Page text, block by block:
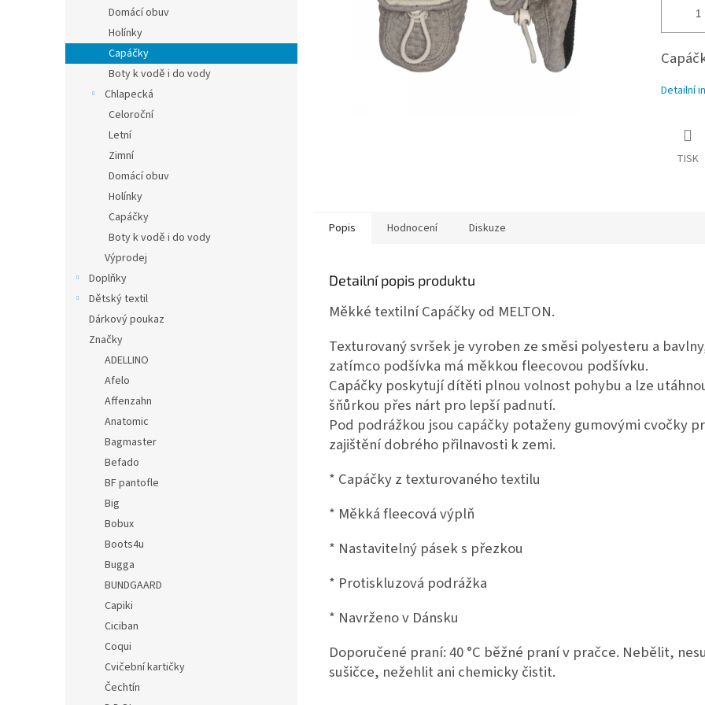
l
Domácí obuv
Holínky
Capáčky
Boty k vodě i do vody
Chlapecká
Celoroční
Letní
Zimní
Domácí obuv
Holínky
Capáčky
Boty k vodě i do vody
Výprodej
Doplňky
Dětský textil
Dárkový poukaz
Značky
ADELLINO
Afelo
Affenzahn
Anatomic
Bagmaster
Befado
BF pantofle
Big
Bobux
Boots4u
Bugga
BUNDGAARD
Capiki
Ciciban
Coqui
Cvičební kartičky
Čechtín
Detailní
TISK
Popis Hodnocení Diskuze
Detailní popis produktu
Měkké textilní Capáčky od MELTON.
Texturovaný svršek je vyroben ze směsi polyesteru a
zatímco podšívka má měkkou fleecovou podšívku.
Capáčky poskytují dítěti plnou volnost pohybu a lze
šňůrkou přes nárt pro lepší padnutí.
Pod podrážkou jsou capáčky potaženy gumovými cvočky
zajištění dobrého přilnavosti k zemi.
* Capáčky z texturovaného textilu
* Měkká fleecová výplň
* Nastavitelný pásek s přezkou
* Protiskluzová podrážka
* Navrženo v Dánsku
Doporučené praní: 40 °C běžné praní v pračce. Nebělit,
sušičce, nežehlit ani chemicky čistit.